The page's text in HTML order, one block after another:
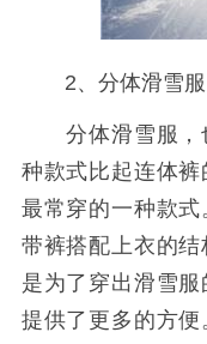
2、分体滑雪服
分体滑雪服，
种款式比起连体
最常穿的一种款
带裤搭配上衣的
是为了穿出滑雪
提供了更多的方